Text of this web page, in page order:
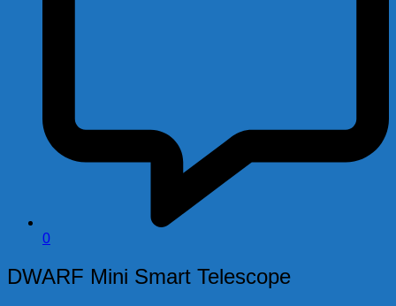
0
DWARF Mini Smart Telescope